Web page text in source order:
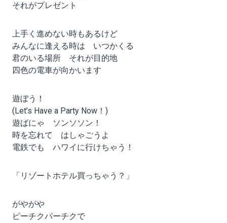
それがプレゼント
上手く進めない時もあるけど
みんなに逢える時は いつかくる
君のいる場所 それが目的地
四色の電車が向かいます
遊ぼう！
(Let’s Have a Party Now！)
遊ばにゃ ソンソソン！
時を忘れて はしゃごうよ
電鉄でも ハワイに行けちゃう！
「リゾートホテル買っちゃう？」
がやがや
ピーチクパーチクで